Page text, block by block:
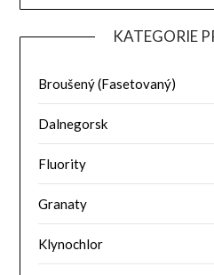
KATEGORIE
Broušený (Fasetovaný)
Dalnegorsk
Fluority
Granaty
Klynochlor